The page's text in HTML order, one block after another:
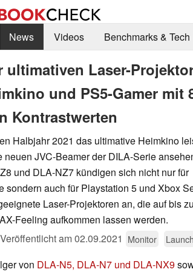
News Videos Benchmarks & Tech
ultimativen Laser-
und PS5-Gamer mit
Kontrastwerten
Halbjahr 2021 das ultimative Heimkino
JVC-Beamer der DILA-Serie
und DLA-NZ7 kündigen sich nicht nur für
sondern auch für Playstation 5 und Xbox
Laser-Projektoren an, die auf bis
Feeling aufkommen lassen werden.
Veröffentlicht am02.09.2021 Monitor Launch
von DLA-N5, DLA-N7 und DLA-NX9